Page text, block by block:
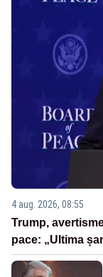
4 aug. 2026, 08:55
Trump,
pace: „Ultima